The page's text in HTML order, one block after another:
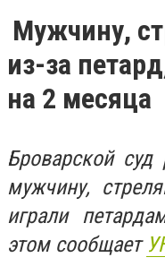
Мужчину,
из-за
на 2 месяца
Броварской
мужчину,
играли
этом сообщает